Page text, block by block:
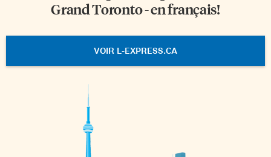
Grand Toronto - en français!
VOIR L-EXPRESS.CA